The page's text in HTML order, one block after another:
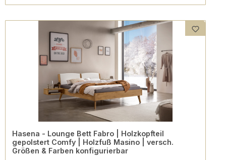
Hasena - Lounge Bett Fabro | Holzkopfteil
gepolstert Comfy | Holzfuß Masino | versch.
Größen & Farben konfigurierbar